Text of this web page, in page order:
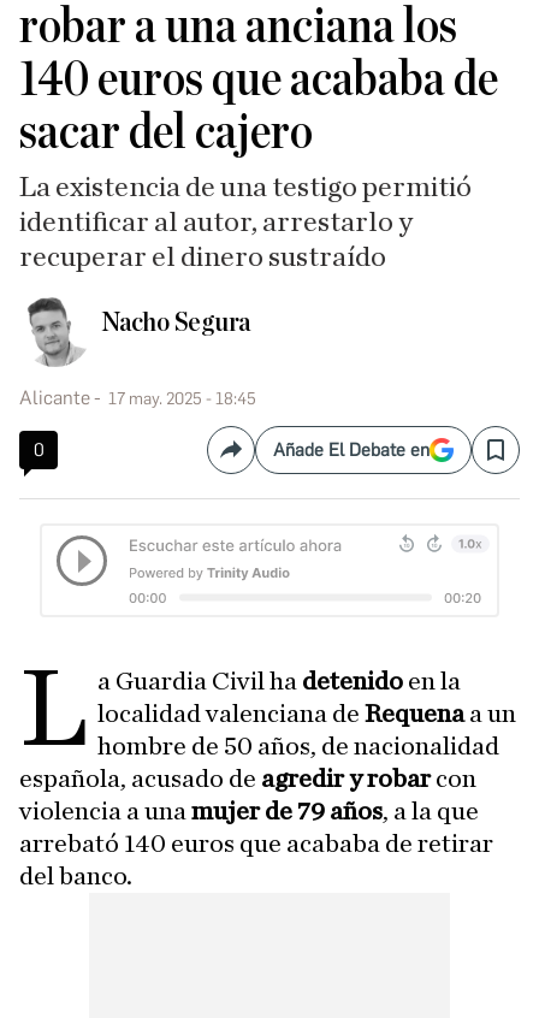
robar a una anciana los
140 euros que acababa de
sacar del cajero
La existencia de una testigo permitió
identificar al autor, arrestarlo y
recuperar el dinero sustraído
Nacho Segura
Alicante 17 may. 2025 - 18:45
0 CompartirAñade El Debate en Save
L a Guardia Civil ha detenido en la
localidad valenciana deRequenaa un
hombre de 50 años, de nacionalidad
española, acusado de agredir y robarcon
violencia a una mujer de 79 años, a la que
arrebató 140 euros que acababa de retirar
del banco.